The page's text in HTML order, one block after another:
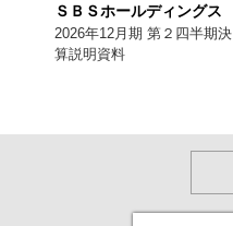
ＳＢＳホールディングス
2026年12月期 第２四半期決
算説明資料